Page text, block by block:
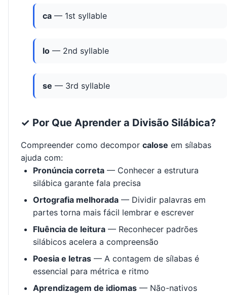
ca — 1st syllable
lo — 2nd syllable
se — 3rd syllable
✓ Por Que Aprender a Divisão Silábica?
Compreender como decompor calose em sílabas
ajuda com:
Pronúncia correta — Conhecer a estrutura
silábica garante fala precisa
Ortografia melhorada — Dividir palavras em
partes torna mais fácil lembrar e escrever
Fluência de leitura — Reconhecer padrões
silábicos acelera a compreensão
Poesia e letras — A contagem de sílabas é
essencial para métrica e ritmo
Aprendizagem de idiomas — Não-nativos